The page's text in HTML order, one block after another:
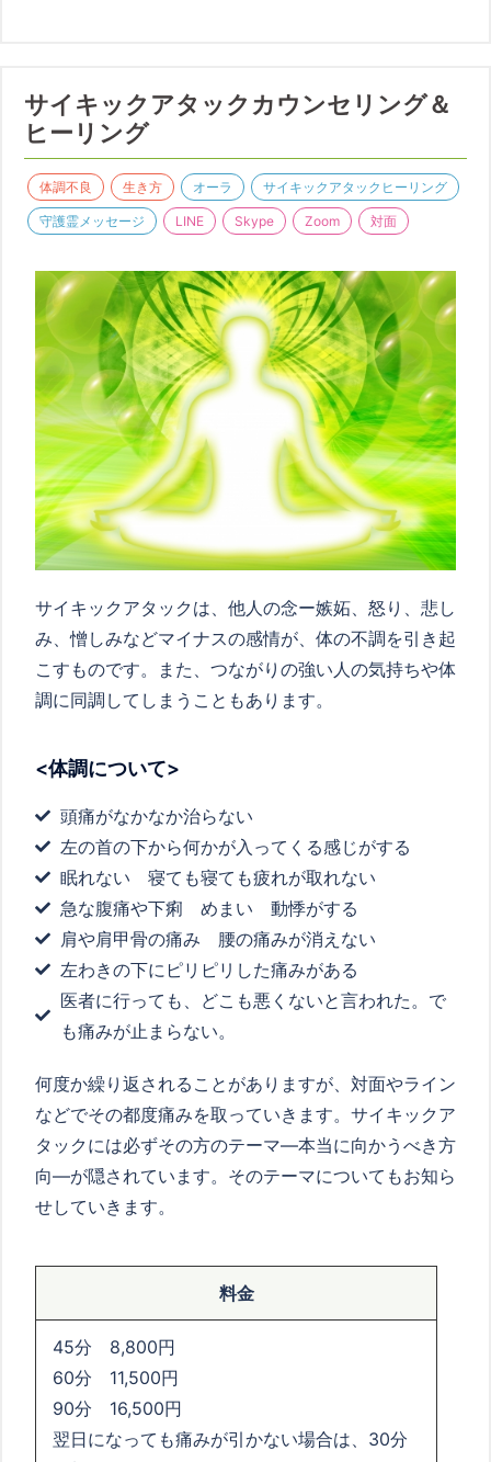
サイキックアタックカウンセリング＆
ヒーリング
体調不良 生き方 オーラ サイキックアタックヒーリング
守護霊メッセージ LINE Skype Zoom 対面
サイキックアタックは、他人の念ー嫉妬、怒り、悲し
み、憎しみなどマイナスの感情が、体の不調を引き起
こすものです。また、つながりの強い人の気持ちや体
調に同調してしまうこともあります。
<体調について>
頭痛がなかなか治らない
左の首の下から何かが入ってくる感じがする
眠れない 寝ても寝ても疲れが取れない
急な腹痛や下痢 めまい 動悸がする
肩や肩甲骨の痛み 腰の痛みが消えない
左わきの下にピリピリした痛みがある
医者に行っても、どこも悪くないと言われた。で
も痛みが止まらない。
何度か繰り返されることがありますが、対面やライン
などでその都度痛みを取っていきます。サイキックア
タックには必ずその方のテーマ―本当に向かうべき方
向―が隠されています。そのテーマについてもお知ら
せしていきます。
料金
45分 8,800円
60分 11,500円
90分 16,500円
翌日になっても痛みが引かない場合は、30分